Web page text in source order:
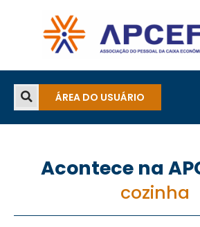
ÁREA DO USUÁRIO
Acontece na
cozinha